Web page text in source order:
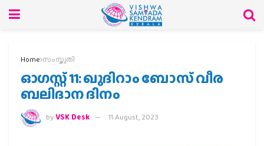
Home സംസ്കൃതി
ഓഗസ്റ്റ് 11: ഖുദിറാം ബോസ് വീര
ബലിദാന ദിനം
byVSK Desk 11 August, 2023